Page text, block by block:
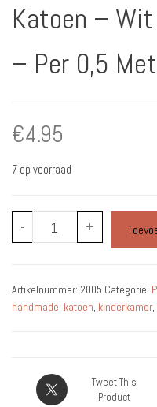
Katoen –
– Per 0,5
€4.95
7 op voorraad
-
Katoen
-
Grijze
0,5
Meter
+
Artikelnummer: 2005 Categorie:
handmade, katoen, kinderkamer,
Tweet This
Product